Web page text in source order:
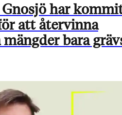
har
att återvinna
bara